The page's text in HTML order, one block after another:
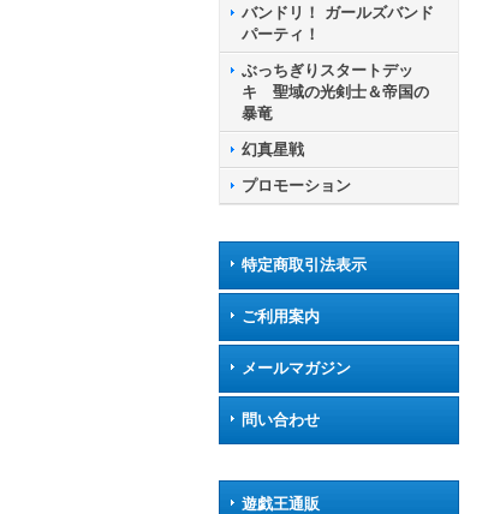
バンドリ！ ガールズバンド
パーティ！
ぶっちぎりスタートデッ
キ 聖域の光剣士＆帝国の
暴竜
幻真星戦
プロモーション
特定商取引法表示
ご利用案内
メールマガジン
問い合わせ
遊戯王通販